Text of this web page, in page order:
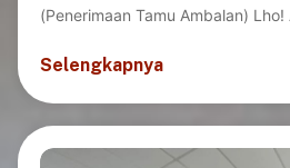
(Penerimaan Tamu Ambalan)
Selengkapnya